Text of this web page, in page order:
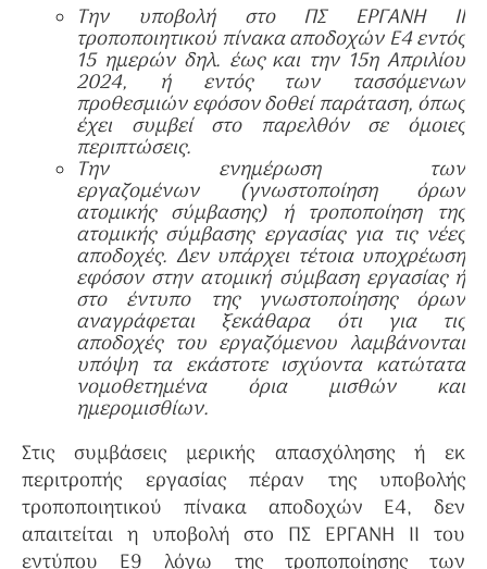
Tην υποβολή στο ΠΣ ΕΡΓΑΝΗ ΙΙ
τροποποιητικού πίνακα αποδοχών Ε4 εντός
15 ημερών δηλ. έως και την 15η Απριλίου
2024, ή εντός των τασσόμενων
προθεσμιών εφόσον δοθεί παράταση, όπως
έχει συμβεί στο παρελθόν σε όμοιες
περιπτώσεις.
Την ενημέρωση των
εργαζομένων (γνωστοποίηση όρων
ατομικής σύμβασης) ή τροποποίηση της
ατομικής σύμβασης εργασίας για τις νέες
αποδοχές. Δεν υπάρχει τέτοια υποχρέωση
εφόσον στην ατομική σύμβαση εργασίας ή
στο έντυπο της γνωστοποίησης όρων
αναγράφεται ξεκάθαρα ότι για τις
αποδοχές του εργαζόμενου λαμβάνονται
υπόψη τα εκάστοτε ισχύοντα κατώτατα
νομοθετημένα όρια μισθών και
ημερομισθίων.
Στις συμβάσεις μερικής απασχόλησης ή εκ
περιτροπής εργασίας πέραν της υποβολής
τροποποιητικού πίνακα αποδοχών Ε4, δεν
απαιτείται η υποβολή στο ΠΣ ΕΡΓΑΝΗ ΙΙ του
εντύπου Ε9 λόγω της τροποποίησης των